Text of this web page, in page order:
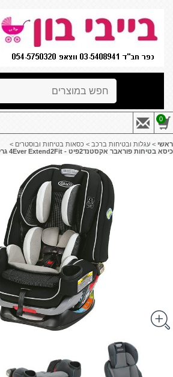
נגישות
אתר
המרכזי
0
ראשי > עגלות ובטיחות ברכב > כסאות בטיחות ובוסטרים >
כיסא בטיחות פוראבר אקסטנד2פיט - 4Ever Extend2Fit גרקו Graco